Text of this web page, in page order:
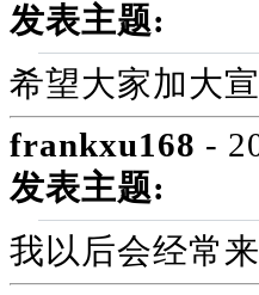
发表主题:
希望大家加大
frankxu168 -
发表主题:
我以后会经常